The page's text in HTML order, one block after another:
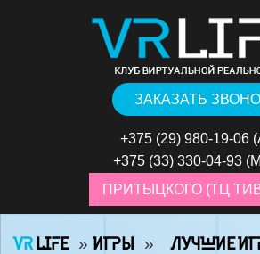
ЗАКАЗАТЬ
+375 (29) 980-19-06
+375 (33) 330-04-93
ПРИТЫЦКОГО (ТЦ
VR LIFE » ИГРЫ » ⠀ЛУЧШИЕ